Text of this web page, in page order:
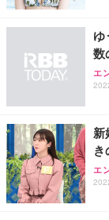
ゆ
数
エ
新
エ